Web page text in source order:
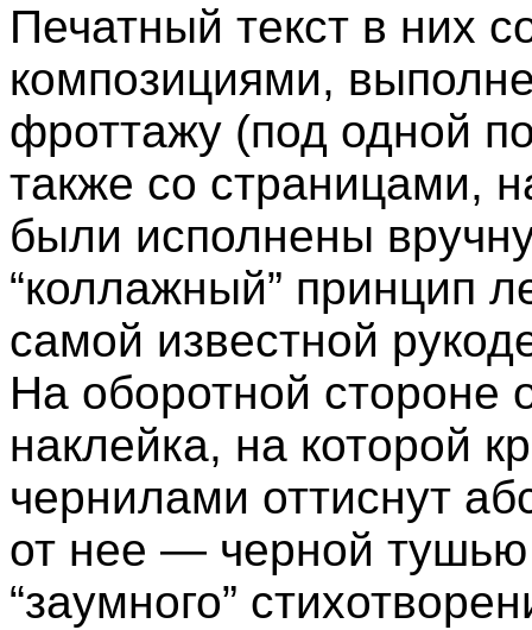
Печатный текст в них
композициями,
фроттажу (под одной
также со страницами,
были исполнены
“коллажный” принцип
самой известной
На оборотной стороне
наклейка, на которой
чернилами оттиснут
от нее — черной тушью
“заумного”